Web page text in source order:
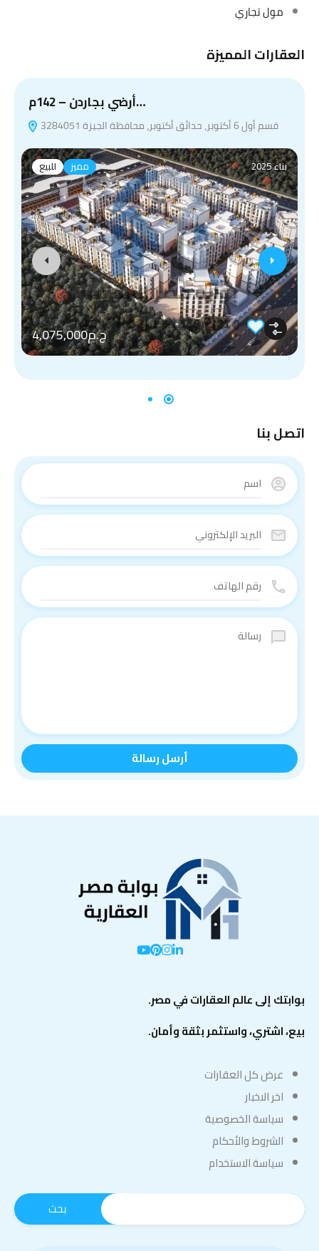
مول تجاري
العقارات المميزة
أرضي بجاردن – 142م…
قسم أول 6 أكتوبر، حدائق أكتوبر، محافظة الجيزة 3284051
للبيع مميز بناء 2025
ج.م4,075,000
اتصل بنا
بوابتك إلى عالم العقارات في مصر.
بيع، اشتري، واستثمر بثقة وأمان.
عرض كل العقارات
اخر الاخبار
سياسة الخصوصية
الشروط والأحكام
سياسة الاستخدام